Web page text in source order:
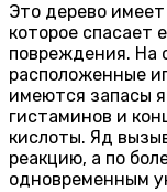
Это дерево
которое спасает
повреждения. На
расположенные
имеются запасы
гистаминов и
кислоты. Яд
реакцию, а по
одновременным